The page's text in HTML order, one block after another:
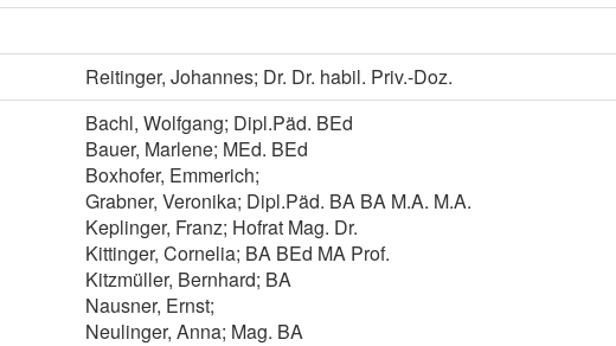
Reitinger, Johannes; Dr. Dr. habil. Priv.-Doz.
Bachl, Wolfgang; Dipl.Päd. BEd
Bauer, Marlene; MEd. BEd
Boxhofer, Emmerich;
Grabner, Veronika; Dipl.Päd. BA BA M.A. M.A.
Keplinger, Franz; Hofrat Mag. Dr.
Kittinger, Cornelia; BA BEd MA Prof.
Kitzmüller, Bernhard; BA
Nausner, Ernst;
Neulinger, Anna; Mag. BA